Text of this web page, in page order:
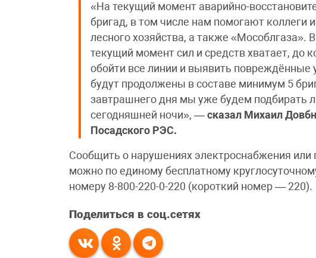
«На текущий момент аварийно-
бригад, в том числе нам помогают коллеги
лесного хозяйства, а также «Мособлгаза».
текущий момент сил и средств хватает, до
обойти все линии и выявить
будут продолжены в составе минимум 5
завтрашнего дня мы уже будем подбирать
сегодняшней ночи», — сказал Михаил
Посадского РЭС.
Сообщить о нарушениях электроснабжения или
можно по единому бесплатному
номеру 8-800-220-0-220 (короткий номер — 220).
Поделиться в соц.сетях